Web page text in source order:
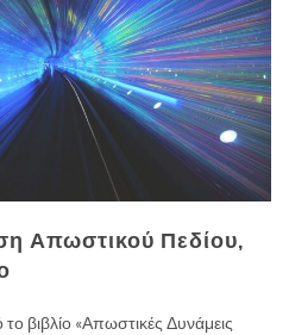
Απωστικού Πεδίου,
«Απωστικές Δυνάμεις